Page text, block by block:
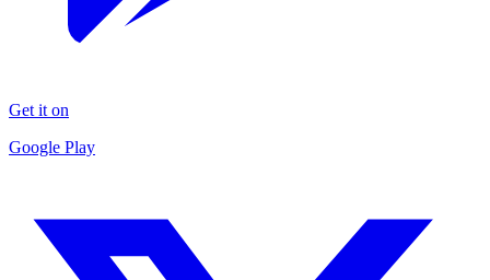
Get it on
Google Play